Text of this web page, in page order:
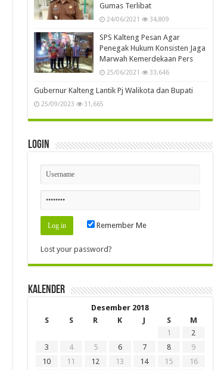
Gumas Terlibat
24/06/2021 34,809
SPS Kalteng Pesan Agar
Penegak Hukum Konsisten Jaga
Marwah Kemerdekaan Pers
25/06/2021 33,646
Gubernur Kalteng Lantik Pj Walikota dan Bupati
25/09/2023 31,665
Login
Remember Me
Lost your password?
Kalender
Desember 2018
S
S R K J S
M
1
2
3
4 5 6 7 8
9
10
11 12 13 14 15
16